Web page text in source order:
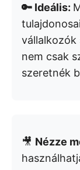
🔑 Ideális:
vállalkozók
nem csak
szeretnék
🎥 Nézze